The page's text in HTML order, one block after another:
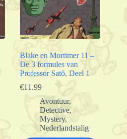
Blake en Mortimer 11 –
De 3 formules van
Professor Satõ, Deel 1
€11.99
Avontuur,
Detective,
Mystery,
Nederlandstalig